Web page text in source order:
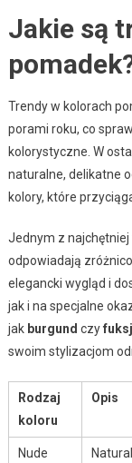
Jakie są
Trendy w kolorach
porami roku, co
kolorystyczne. W
naturalne, delikatne
kolory, które
Jednym z
odpowiadają
elegancki wygląd i
jak i na specjalne
jak burgund czy
swoim stylizacjom
Rodzaj
koloru
Opis
Nude